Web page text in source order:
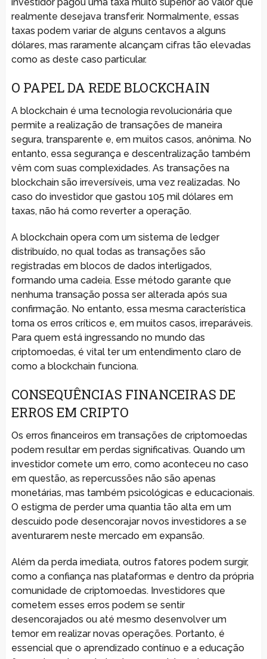
realmente desejava transferir. Normalmente, essas
taxas podem variar de alguns centavos a alguns
dólares, mas raramente alcançam cifras tão elevadas
como as deste caso particular.
O PAPEL DA REDE BLOCKCHAIN
A blockchain é uma tecnologia revolucionária que
permite a realização de transações de maneira
segura, transparente e, em muitos casos, anônima. No
entanto, essa segurança e descentralização também
vêm com suas complexidades. As transações na
blockchain são irreversíveis, uma vez realizadas. No
caso do investidor que gastou 105 mil dólares em
taxas, não há como reverter a operação.
A blockchain opera com um sistema de ledger
distribuído, no qual todas as transações são
registradas em blocos de dados interligados,
formando uma cadeia. Esse método garante que
nenhuma transação possa ser alterada após sua
confirmação. No entanto, essa mesma característica
torna os erros críticos e, em muitos casos, irreparáveis.
Para quem está ingressando no mundo das
criptomoedas, é vital ter um entendimento claro de
como a blockchain funciona.
CONSEQUÊNCIAS FINANCEIRAS DE
ERROS EM CRIPTO
Os erros financeiros em transações de criptomoedas
podem resultar em perdas significativas. Quando um
investidor comete um erro, como aconteceu no caso
em questão, as repercussões não são apenas
monetárias, mas também psicológicas e educacionais.
O estigma de perder uma quantia tão alta em um
descuido pode desencorajar novos investidores a se
aventurarem neste mercado em expansão.
Além da perda imediata, outros fatores podem surgir,
como a confiança nas plataformas e dentro da própria
comunidade de criptomoedas. Investidores que
cometem esses erros podem se sentir
desencorajados ou até mesmo desenvolver um
temor em realizar novas operações. Portanto, é
essencial que o aprendizado contínuo e a educação